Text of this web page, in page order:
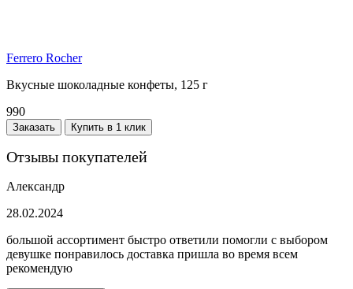
Ferrero Rocher
Вкусные шоколадные конфеты, 125 г
990
Заказать Купить в 1 клик
Отзывы покупателей
Александр
28.02.2024
большой ассортимент быстро ответили помогли с выбором
девушке понравилось доставка пришла во время всем
рекомендую